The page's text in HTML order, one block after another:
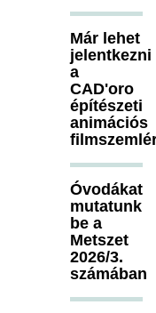
Már lehet
jelentkezni
a
CAD'oro
építészeti
animációs
Óvodákat
mutatunk
be a
Metszet
2026/3.
számában